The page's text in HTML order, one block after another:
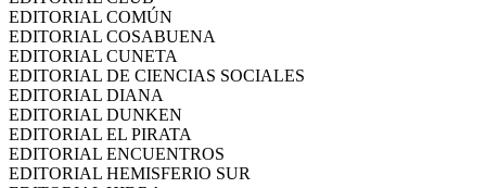
EDITORIAL COMÚN
EDITORIAL COSABUENA
EDITORIAL CUNETA
EDITORIAL DE CIENCIAS SOCIALES
EDITORIAL DIANA
EDITORIAL DUNKEN
EDITORIAL EL PIRATA
EDITORIAL ENCUENTROS
EDITORIAL HEMISFERIO SUR